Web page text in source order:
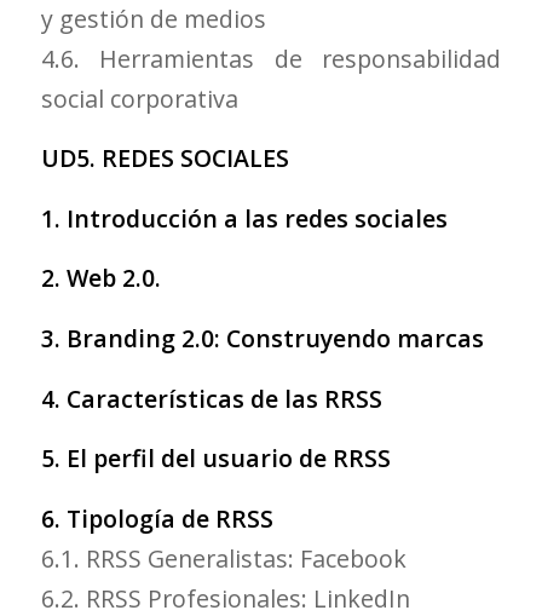
y gestión de medios
4.6. Herramientas de responsabilidad
social corporativa
UD5. REDES SOCIALES
1. Introducción a las redes sociales
2. Web 2.0.
3. Branding 2.0: Construyendo marcas
4. Características de las RRSS
5. El perfil del usuario de RRSS
6. Tipología de RRSS
6.1. RRSS Generalistas: Facebook
6.2. RRSS Profesionales: LinkedIn